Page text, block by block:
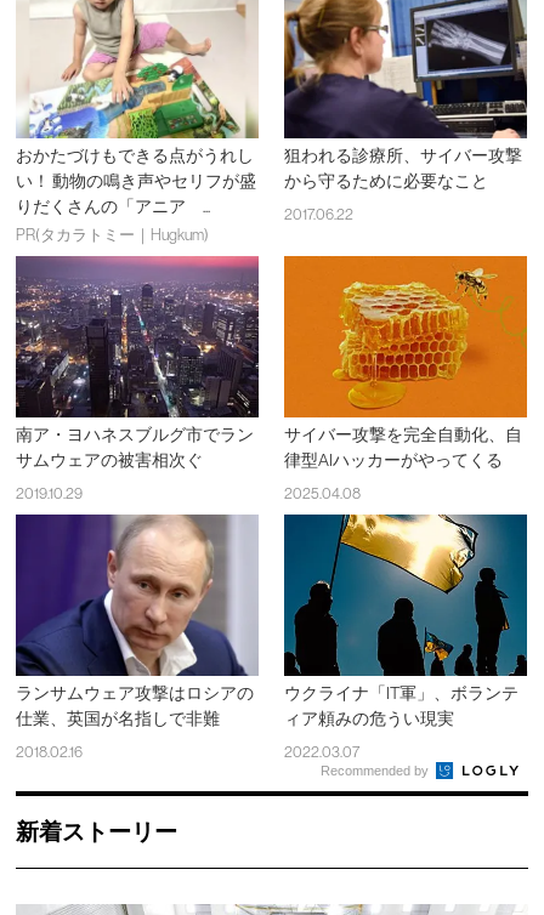
おかたづけもできる点がうれし
い！ 動物の鳴き声やセリフが盛
りだくさんの「アニア ...
PR(タカラトミー｜Hugkum)
狙われる診療所、サイバー攻撃
から守るために必要なこと
2017.06.22
南ア・ヨハネスブルグ市でラン
サムウェアの被害相次ぐ
2019.10.29
サイバー攻撃を完全自動化、自
律型AIハッカーがやってくる
2025.04.08
ランサムウェア攻撃はロシアの
仕業、英国が名指しで非難
2018.02.16
ウクライナ「IT軍」、ボランテ
ィア頼みの危うい現実
2022.03.07
Recommended by
新着ストーリー